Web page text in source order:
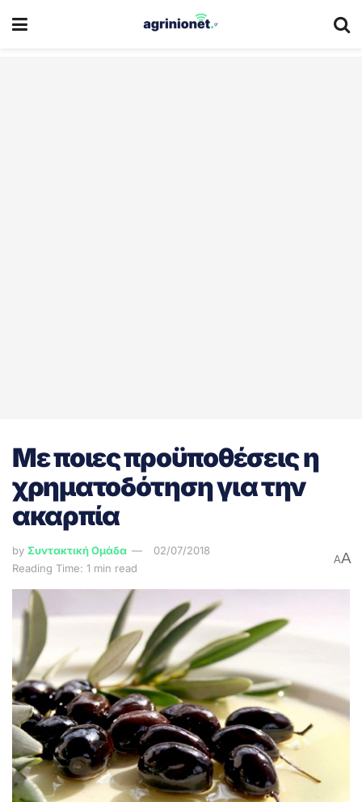
Με ποιες προϋποθέσεις η
χρηματοδότηση για την
ακαρπία
by Συντακτική Ομάδα
02/07/2018
Reading Time: 1 min read
AA